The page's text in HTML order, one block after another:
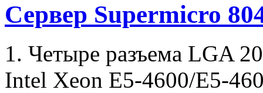
Сервер Supermicro
1. Четыре разъема LGA
Intel Xeon E5-4600/E5-